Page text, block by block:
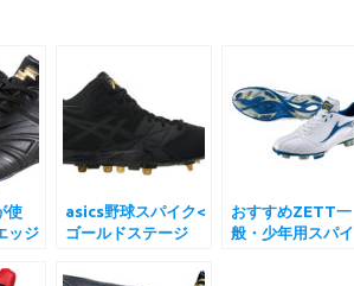
使
ッジ
asics野球スパイク<
ゴールドステージ
ル”
おすすめZETT一
般・少年用スパイ